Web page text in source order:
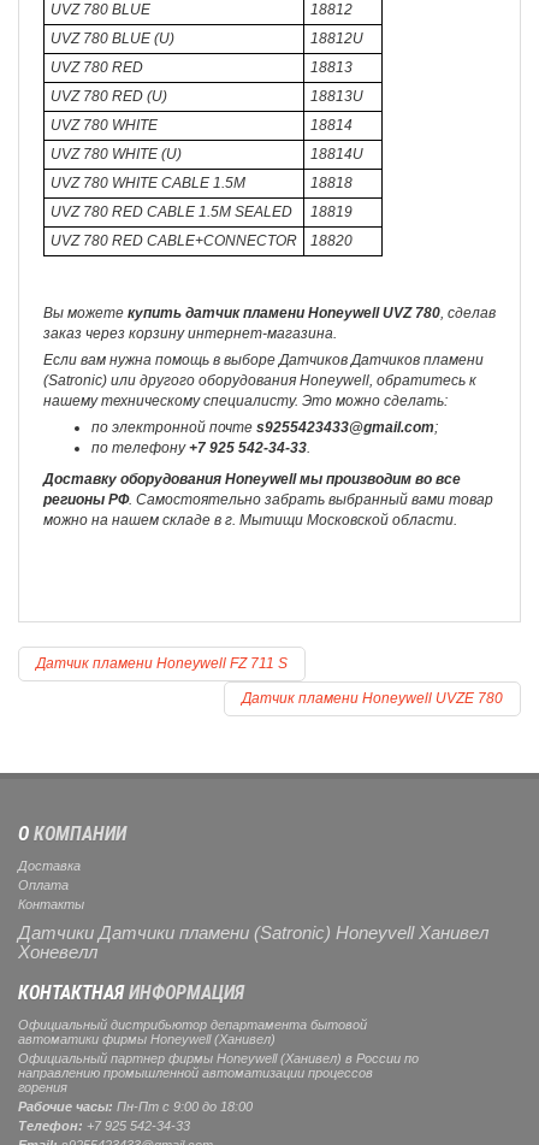
UVZ 780 BLUE
18812
UVZ 780 BLUE (U)
18812U
UVZ 780 RED
18813
UVZ 780 RED (U)
18813U
UVZ 780 WHITE
18814
UVZ 780 WHITE (U)
18814U
UVZ 780 WHITE CABLE 1.5M
18818
UVZ 780 RED CABLE 1.5M SEALED
18819
UVZ 780 RED CABLE+CONNECTOR
18820
Вы можете купить датчик пламени Honeywell UVZ 780, сделав
заказ через корзину интернет-магазина.
Если вам нужна помощь в выборе Датчиков Датчиков пламени
(Satronic) или другого оборудования Honeywell, обратитесь к
нашему техническому специалисту. Это можно сделать:
по электронной почте s9255423433@gmail.com;
по телефону+7 925 542-34-33.
Доставку оборудования Honeywell мы производим во все
регионы РФ. Самостоятельно забрать выбранный вами товар
можно на нашем складе в г. Мытищи Московской области.
Датчик пламени Honeywell FZ 711 S
Датчик пламени Honeywell UVZE 780
О КОМПАНИИ
Доставка
Оплата
Контакты
Датчики Датчики пламени (Satronic) Honeyvell Ханивел
Хоневелл
КОНТАКТНАЯИНФОРМАЦИЯ
Официальный дистрибьютор департамента бытовой
автоматики фирмы Honeywell (Ханивел)
Официальный партнер фирмы Honeywell (Ханивел) в России по
направлению промышленной автоматизации процессов
горения
Рабочие часы: Пн-Пт с 9:00 до 18:00
Телефон: +7 925 542-34-33